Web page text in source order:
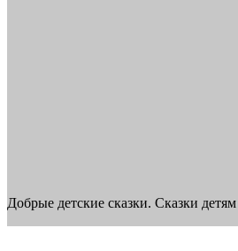
Добрые детские сказки. Сказки